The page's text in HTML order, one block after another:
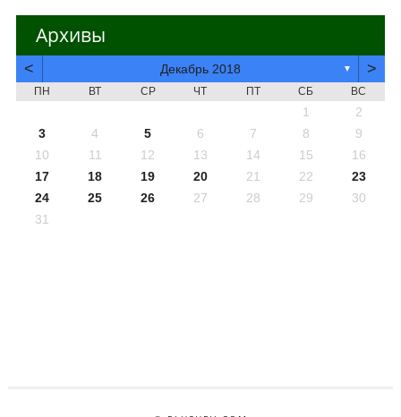
Архивы
< Декабрь 2018 ▼ >
ПН ВТ СР ЧТ ПТ СБ ВС
1
2
3
4 5 6 7 8
9
10
11 12 13 14 15
16
17
18 19 20 21 22
23
24
25 26 27 28 29
30
31